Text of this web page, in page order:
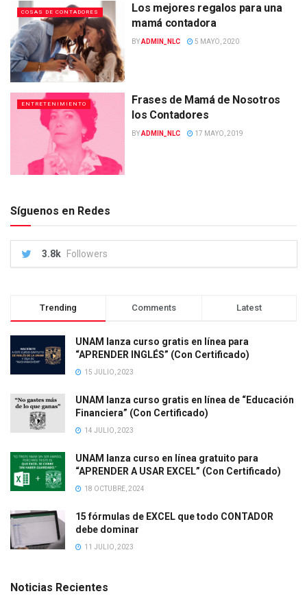
COSAS DE CONTADORES
Los mejores regalos para una
mamá contadora
BYADMIN_NLC 5 MAYO, 2020
ENTRETENIMIENTO
Frases de Mamá de Nosotros
los Contadores
BYADMIN_NLC 17 MAYO, 2019
Síguenos en Redes
3.8k Followers
Trending Comments Latest
UNAM lanza curso gratis en línea para
“APRENDER INGLÉS” (Con Certificado)
15 JULIO, 2023
UNAM lanza curso gratis en línea de “Educación
Financiera” (Con Certificado)
14 JULIO, 2023
UNAM lanza curso en línea gratuito para
“APRENDER A USAR EXCEL” (Con Certificado)
18 OCTUBRE, 2024
15 fórmulas de EXCEL que todo CONTADOR
debe dominar
11 JULIO, 2023
Noticias Recientes